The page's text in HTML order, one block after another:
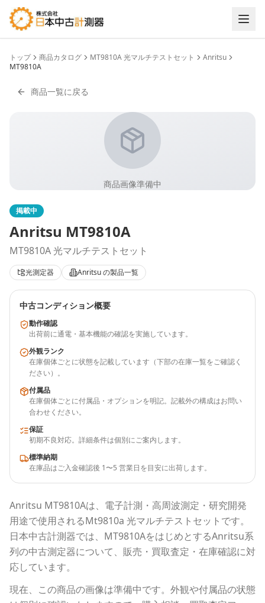
トップ 商品カタログ MT9810A 光マルチテストセット
Anritsu
MT9810A
商品一覧に戻る
商品画像準備中
掲載中
Anritsu MT9810A
MT9810A 光マルチテストセット
光測定器 Anritsuの製品一覧
中古コンディション概要
動作確認
出荷前に通電・基本機能の確認を実施しています。
外観ランク
在庫個体ごとに状態を記載しています（下部の在庫一覧をご確認く
ださい）。
付属品
在庫個体ごとに付属品・オプションを明記。記載外の構成はお問い
合わせください。
保証
初期不良対応。詳細条件は個別にご案内します。
標準納期
在庫品はご入金確認後 1〜5 営業日を目安に出荷します。
Anritsu MT9810Aは、電子計測・高周波測定・研究開発
用途で使用されるMt9810a 光マルチテストセット です。
日本中古計測器では、 MT9810AをはじめとするAnritsu系
列の中古測定器について、販売・買取査定・在庫確認に対
応しています。
現在、この商品の画像は準備中です。外観や付属品の状態